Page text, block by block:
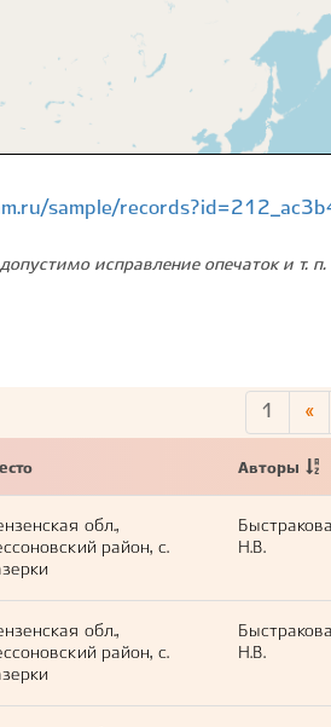
sample/
исправление опечаток и т.
1 «
Авторы
обл.,
район, с.
Быстракова
Н.В.
обл.,
район, с.
Быстракова
Н.В.